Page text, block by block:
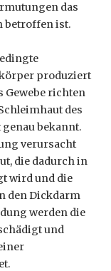
das
betroffen ist.
produziert
Gewebe richten
des
bekannt.
verursacht
die dadurch in
wird und die
den Dickdarm
werden die
und